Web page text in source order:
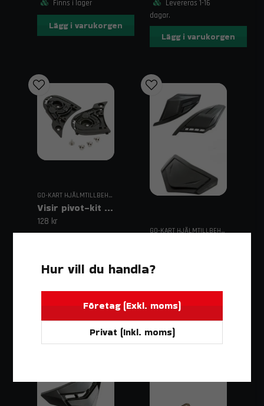
Finns i lager
Lägg i varukorgen
Levereras 1-16
dagar.
Lägg i varukorgen
GO-KART HJÄLMTILLBEHÖR
Visir pivot-kit till CIRCUIT EVO2 hjälm
128 kr
GO-KART HJÄLMTILLBEHÖR
dagar.
Lägg i varukorgen
Hur vill du handla?
Företag (Exkl. moms)
Privat (Inkl. moms)